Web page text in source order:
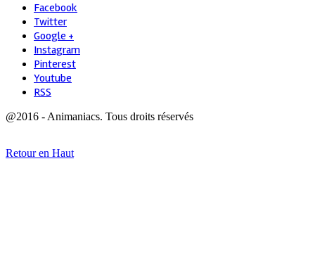
Facebook
Twitter
Google +
Instagram
Pinterest
Youtube
RSS
@2016 - Animaniacs. Tous droits réservés
Retour en Haut